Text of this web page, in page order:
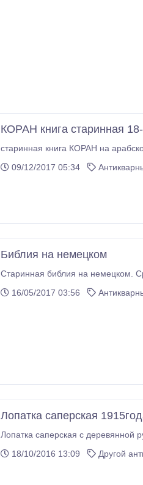
КОРАН книга старинная
старинная книга КОРАН на
09/12/2017 05:34
Библия на немецком
Старинная библия на немецком.
16/05/2017 03:56
Лопатка саперская
Лопатка саперская с деревянной
18/10/2016 13:09
Другой